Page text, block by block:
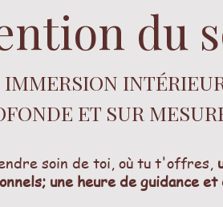
du
ET SUR
soin de toi, où tu t'offres,
une heure de guidance